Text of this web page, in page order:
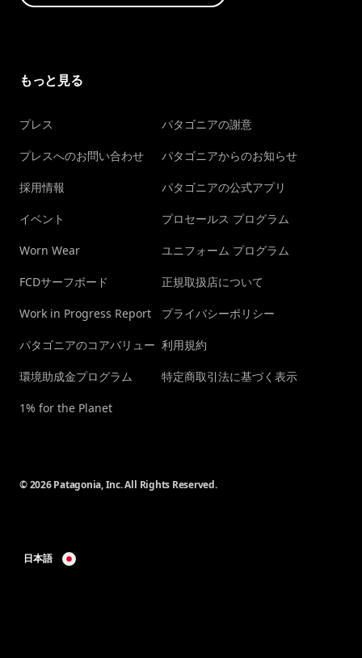
もっと見る
プレス
プレスへのお問い合わせ
採用情報
イベント
Worn Wear
FCDサーフボード
Work in Progress Report
パタゴニアのコアバリュー
環境助成金プログラム
1% for the Planet
パタゴニアの謝意
パタゴニアからのお知らせ
パタゴニアの公式アプリ
プロセールス プログラム
ユニフォーム プログラム
正規取扱店について
プライバシーポリシー
利用規約
特定商取引法に基づく表示
© 2026 Patagonia, Inc. All Rights Reserved.
日本語